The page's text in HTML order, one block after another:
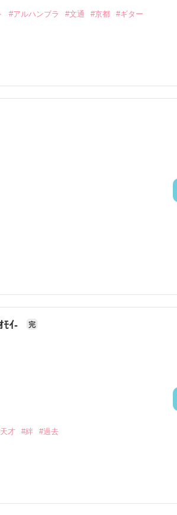
む
#アルハンブラ #文通 #京都 #ギター
編を贈る
む
ｲ‐ 完
才 #絆 #過去